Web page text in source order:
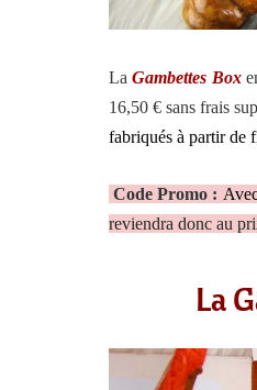
LaGambettes Box
16,50 € sans frais
fabriqués à partir de
Code Promo :
reviendra donc au
La